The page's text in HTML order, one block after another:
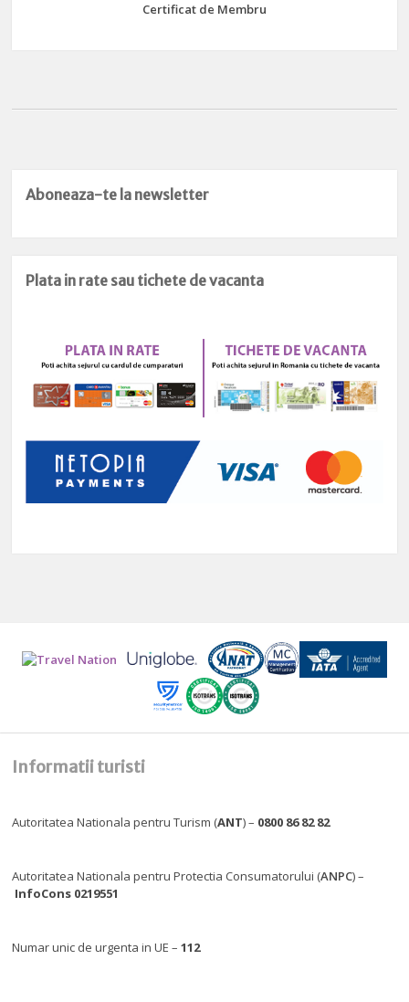
Certificat de Membru
Aboneaza-te la newsletter
Plata in rate sau tichete de vacanta
Informatii turisti
Autoritatea Nationala pentru Turism (ANT) – 0800 86 82 82
Autoritatea Nationala pentru Protectia Consumatorului (ANPC) –
InfoCons 0219551
Numar unic de urgenta in UE –112